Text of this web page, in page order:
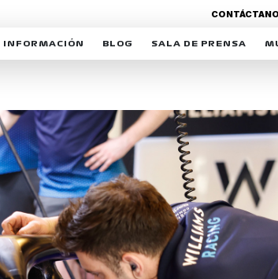
INFORMACIÓN
DERECHO DE PRIMERA OPCIÓN
REFORESTEMOS JUNTOS
MOTORSPORT ACADEMY
VOLUNTARIOS
EXPOSICIÓN FOTOGRÁFICA
CAMPEONATO
BLOG
MEXICOGP
INTERACTIVOS
SALA DE PRENSA
ACREDITACIONES